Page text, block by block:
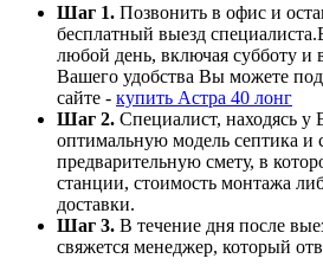
Шаг 1. Позвонить в офис и
бесплатный выезд
любой день, включая субботу и
Вашего удобства Вы можете
сайте - купить Астра 40 лонг
Шаг 2. Специалист, находясь у
оптимальную модель септика и
предварительную смету, в
станции, стоимость монтажа
доставки.
Шаг 3. В течение дня после
свяжется менеджер, который